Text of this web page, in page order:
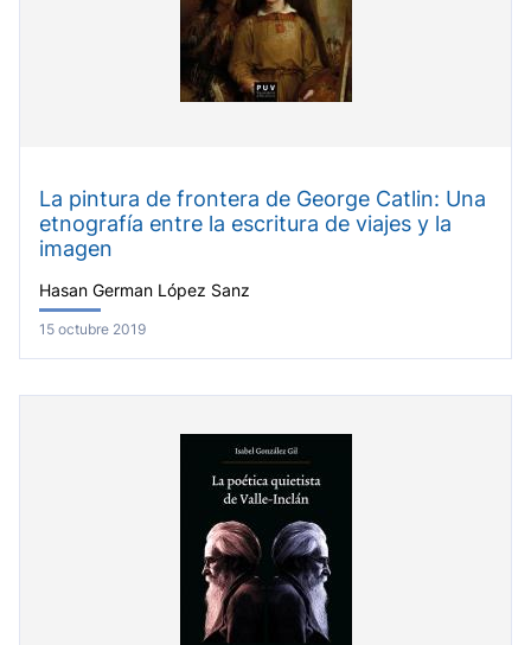
La pintura de frontera de George Catlin: Una
etnografía entre la escritura de viajes y la
imagen
Hasan German López Sanz
15 octubre 2019